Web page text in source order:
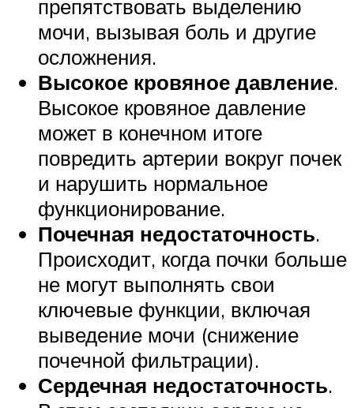
препятствовать выделению
мочи, вызывая боль и другие
осложнения.
Высокое кровяное давление.
Высокое кровяное давление
может в конечном итоге
повредить артерии вокруг почек
и нарушить нормальное
функционирование.
Почечная недостаточность.
Происходит, когда почки больше
не могут выполнять свои
ключевые функции, включая
выведение мочи (снижение
почечной фильтрации).
Сердечная недостаточность.